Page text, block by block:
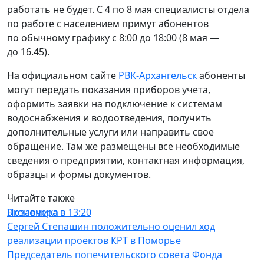
работать не будет. С 4 по 8 мая специалисты отдела
по работе с населением примут абонентов
по обычному графику с 8:00 до 18:00 (8 мая —
до 16.45).
На официальном сайте РВК-Архангельскабоненты
могут передать показания приборов учета,
оформить заявки на подключение к системам
водоснабжения и водоотведения, получить
дополнительные услуги или направить свое
обращение. Там же размещены все необходимые
сведения о предприятии, контактная информация,
образцы и формы документов.
Читайте также
Экономика
Позавчера в 13:20
Сергей Степашин положительно оценил ход
реализации проектов КРТ в Поморье
Председатель попечительского совета Фонда